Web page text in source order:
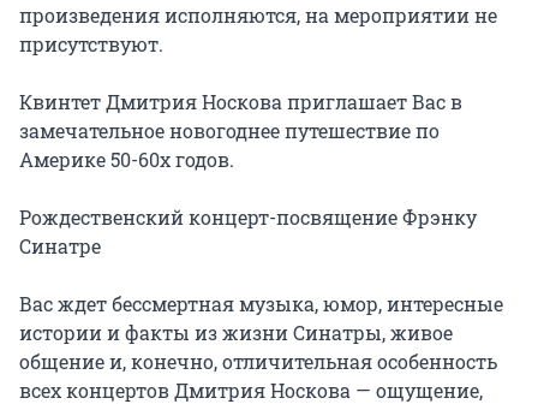
произведения исполняются, на мероприятии не
присутствуют.
Квинтет Дмитрия Носкова приглашает Вас в
замечательное новогоднее путешествие по
Америке 50-60х годов.
Рождественский концерт-посвящение Фрэнку
Синатре
Вас ждет бессмертная музыка, юмор, интересные
истории и факты из жизни Синатры, живое
общение и, конечно, отличительная особенность
всех концертов Дмитрия Носкова — ощущение,